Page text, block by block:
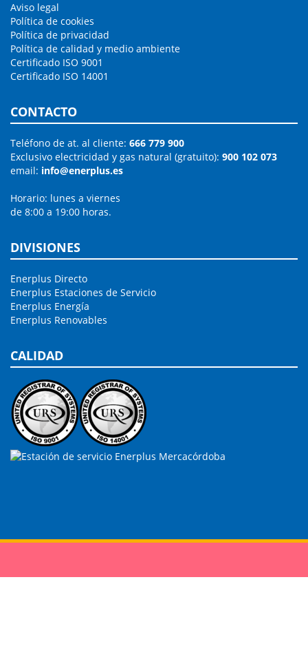
Aviso legal
Política de cookies
Política de privacidad
Política de calidad y medio ambiente
Certificado ISO 9001
Certificado ISO 14001
CONTACTO
Teléfono de at. al cliente: 666 779 900
Exclusivo electricidad y gas natural (gratuito): 900 102 073
email: info@enerplus.es
Horario: lunes a viernes
de 8:00 a 19:00 horas.
DIVISIONES
Enerplus Directo
Enerplus Estaciones de Servicio
Enerplus Energía
Enerplus Renovables
CALIDAD